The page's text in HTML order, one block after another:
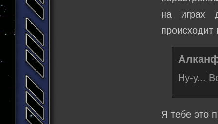
на играх
происходит
Ну-у...
Я тебе это